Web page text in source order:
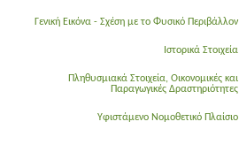
Γενική Εικόνα - Σχέση με το Φυσικό Περιβάλλον
Ιστορικά Στοιχεία
Πληθυσμιακά Στοιχεία, Οικονομικές και
Παραγωγικές Δραστηριότητες
Υφιστάμενο Νομοθετικό Πλαίσιο